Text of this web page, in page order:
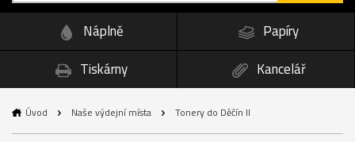
Náplně
Papíry
Tiskárny
Kancelář
Úvod Naše výdejní místa Tonery do Děčín II